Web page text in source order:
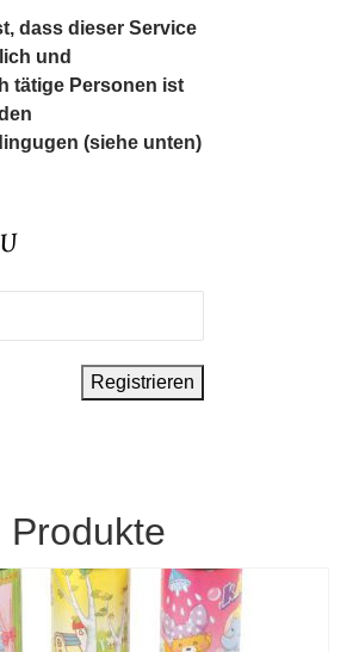
dass dieser Service
und
tätige Personen ist
(siehe unten)
Produkte